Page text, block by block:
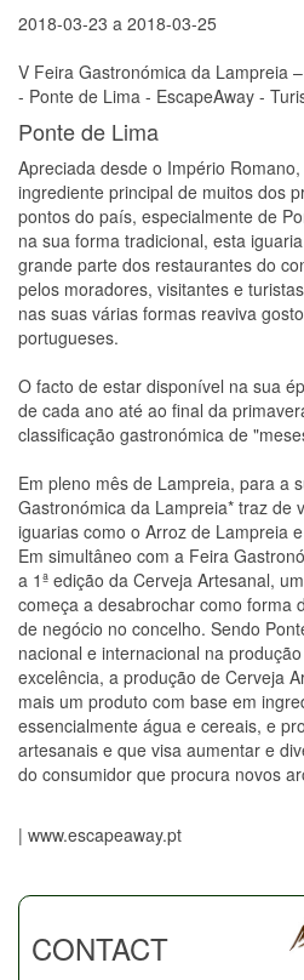
2018-03-23 a 2018-03-25
V Feira Gastronómica da Lampreia
- Ponte de Lima - EscapeAway -
Ponte de Lima
Apreciada desde o Império
ingrediente principal de muitos dos
pontos do país, especialmente de
na sua forma tradicional, esta
grande parte dos restaurantes do
pelos moradores, visitantes e
nas suas várias formas reaviva
portugueses.
O facto de estar disponível na sua
de cada ano até ao final da
classificação gastronómica de
Em pleno mês de Lampreia, para a
Gastronómica da Lampreia* traz de
iguarias como o Arroz de Lampreia
Em simultâneo com a Feira
a 1ª edição da Cerveja Artesanal,
começa a desabrochar como forma
de negócio no concelho. Sendo
nacional e internacional na
excelência, a produção de Cerveja
mais um produto com base em
essencialmente água e cereais, e
artesanais e que visa aumentar e
do consumidor que procura novos
| www.escapeaway.pt
CONTACT